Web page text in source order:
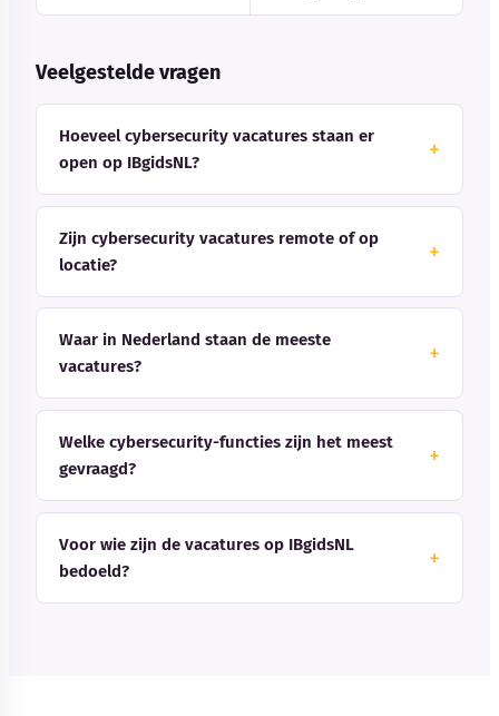
Veelgestelde vragen
Hoeveel cybersecurity vacatures staan er
open op IBgidsNL?
Zijn cybersecurity vacatures remote of op
locatie?
Waar in Nederland staan de meeste
vacatures?
Welke cybersecurity-functies zijn het meest
gevraagd?
Voor wie zijn de vacatures op IBgidsNL
bedoeld?